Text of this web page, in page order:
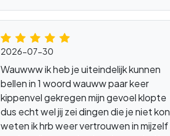
2026-07-30
Wauwww ik heb je uiteindelijk kunnen
bellen in 1 woord wauww paar keer
kippenvel gekregen mijn gevoel klopte
dus echt wel jij zei dingen die je niet kon
weten ik hrb weer vertrouwen in mijzelf